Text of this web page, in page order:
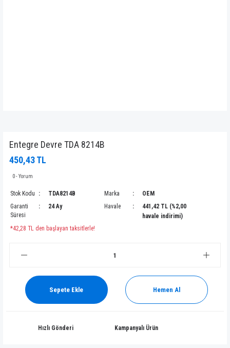
Entegre Devre TDA 8214B
450,43 TL
0 - Yorum
Stok Kodu TDA8214B Marka
OEM
Garanti
Süresi
24 Ay Havale
441,42 TL (%2,00
havale indirimi)
*42,28 TL den başlayan taksitlerle!
Sepete Ekle Hemen Al
Hızlı Gönderi Kampanyalı Ürün